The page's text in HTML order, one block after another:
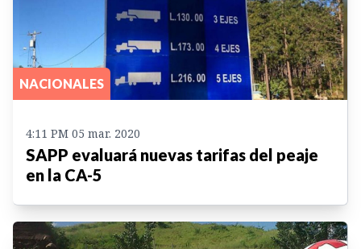
NACIONALES
4:11 PM 05 mar. 2020
SAPP evaluará nuevas tarifas del peaje
en la CA-5